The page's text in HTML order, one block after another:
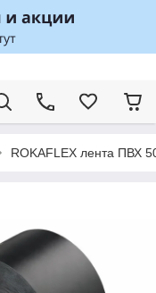
ROKAFLEX лента ПВХ